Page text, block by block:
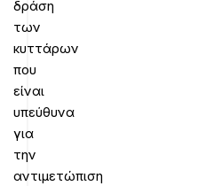
δράση
των
κυττάρων
που
είναι
υπεύθυνα
για
την
αντιμετώπιση